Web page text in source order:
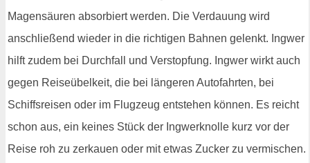
Magensäuren absorbiert werden. Die Verdauung wird
anschließend wieder in die richtigen Bahnen gelenkt. Ingwer
hilft zudem bei Durchfall und Verstopfung. Ingwer wirkt auch
gegen Reiseübelkeit, die bei längeren Autofahrten, bei
Schiffsreisen oder im Flugzeug entstehen können. Es reicht
schon aus, ein keines Stück der Ingwerknolle kurz vor der
Reise roh zu zerkauen oder mit etwas Zucker zu vermischen.